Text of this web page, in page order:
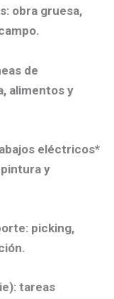
obra gruesa,
de
alimentos y
eléctricos*
y
picking,
tareas